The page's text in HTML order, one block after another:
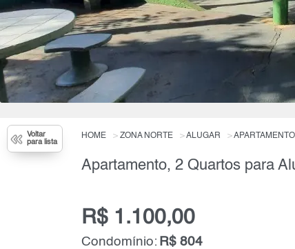
Voltar
para lista
HOME ZONA NORTE ALUGAR
Apartamento, 2 Quartos para
R$ 1.100,00
Condomínio: R$ 804